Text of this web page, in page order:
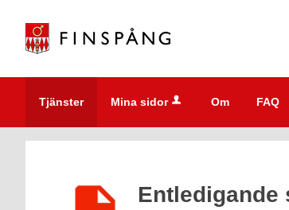
tjänster
kommun
Tjänster Mina sidor Om FAQ
Entledigande